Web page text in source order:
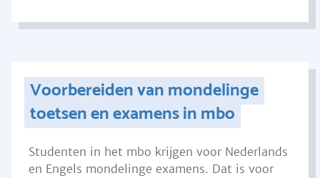
Voorbereiden van mondelinge
toetsen en examens in mbo
Studenten in het mbo krijgen voor Nederlands
en Engels mondelinge examens. Dat is voor